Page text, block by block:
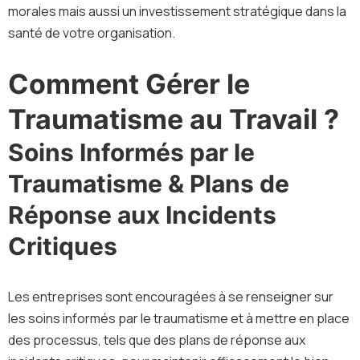
morales mais aussi un investissement stratégique dans la
santé de votre organisation.
Comment Gérer le
Traumatisme au Travail ?
Soins Informés par le
Traumatisme & Plans de
Réponse aux Incidents
Critiques
Les entreprises sont encouragées à se renseigner sur
les soins informés par le traumatisme et à mettre en place
des processus, tels que des plans de réponse aux